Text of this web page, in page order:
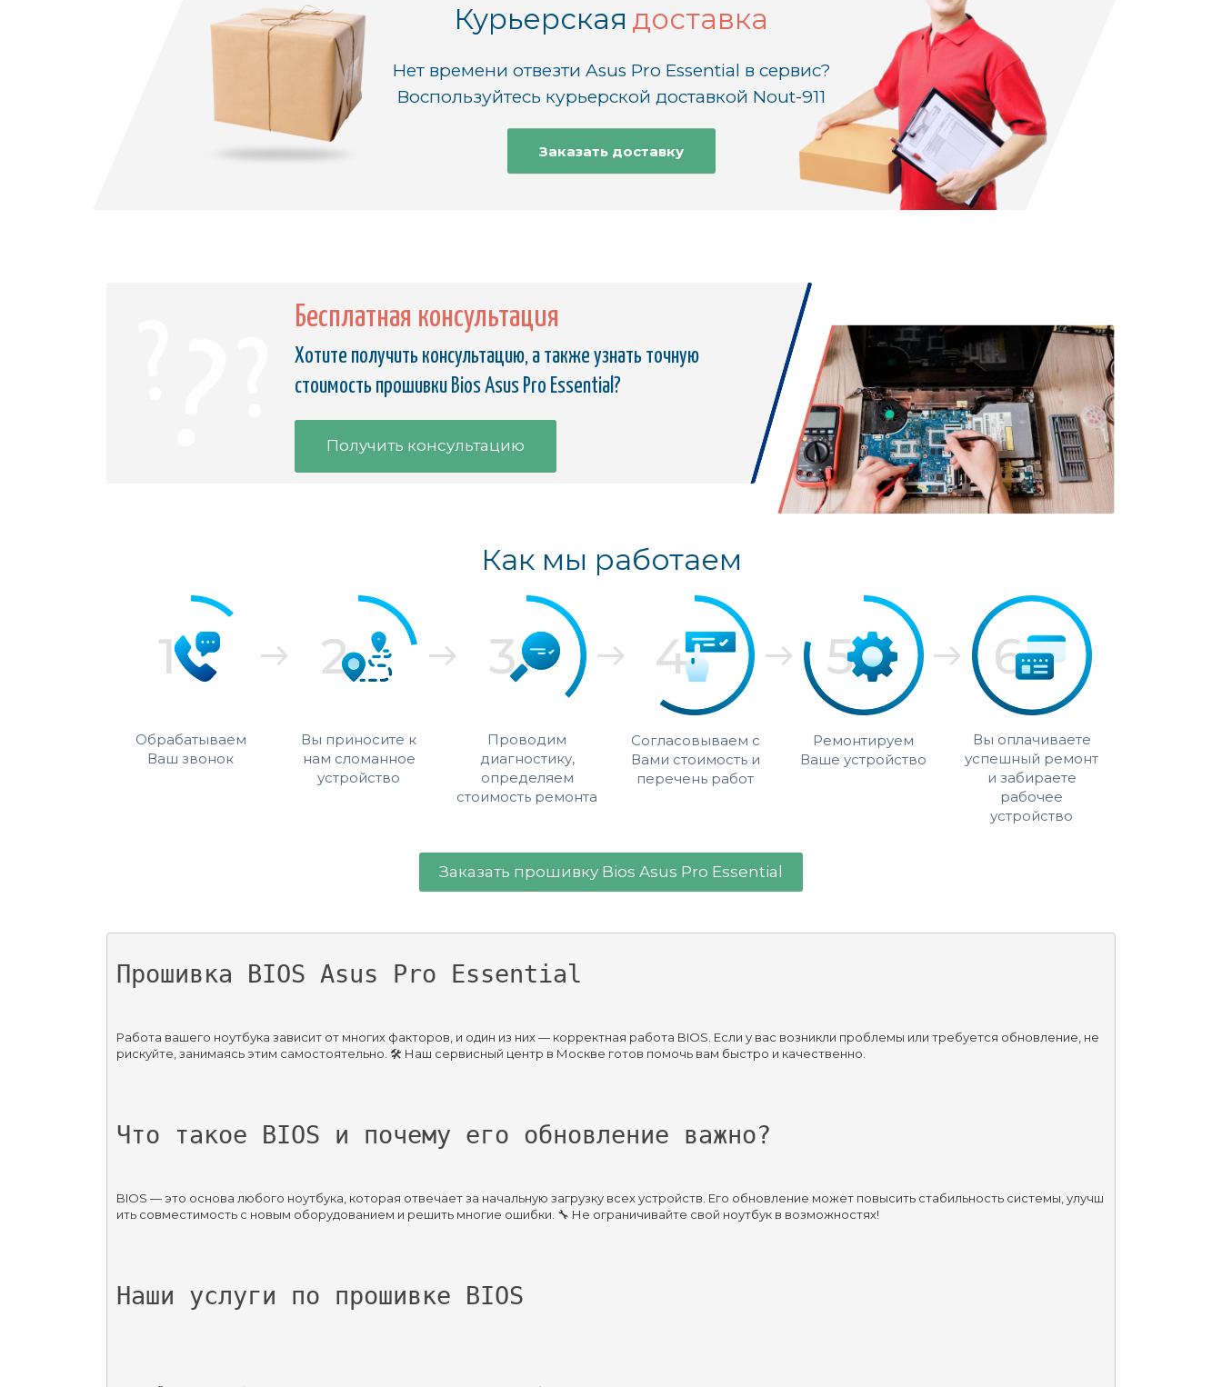
Курьерская доставка
Нет времени отвезти Asus Pro Essential в сервис?
Воспользуйтесь курьерской доставкой Nout-911
Заказать доставку
Бесплатная консультация
Хотите получить консультацию, а также узнать точную
стоимость прошивки Bios Asus Pro Essential?
Получить консультацию
Как мы работаем
Обрабатываем
Ваш звонок
Вы приносите к
нам сломанное
устройство
Проводим
диагностику,
определяем
стоимость ремонта
Согласовываем с
Вами стоимость и
перечень работ
Ремонтируем
Ваше устройство
Вы оплачиваете
успешный ремонт
и забираете
рабочее
устройство
Заказать прошивку Bios Asus Pro Essential
Прошивка BIOS Asus Pro Essential
Работа вашего ноутбука зависит от многих факторов, и один из них — корректная работа BIOS. Если у вас возникли проблемы или требуется обновление, не
рискуйте, занимаясь этим самостоятельно. 🛠️ Наш сервисный центр в Москве готов помочь вам быстро и качественно.
Что такое BIOS и почему его обновление важно?
BIOS — это основа любого ноутбука, которая отвечает за начальную загрузку всех устройств. Его обновление может повысить стабильность системы, улучш
ить совместимость с новым оборудованием и решить многие ошибки. 🔧 Не ограничивайте свой ноутбук в возможностях!
Наши услуги по прошивке BIOS